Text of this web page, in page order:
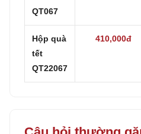
QT067
Hộp quà
tết
QT22067
410,000đ